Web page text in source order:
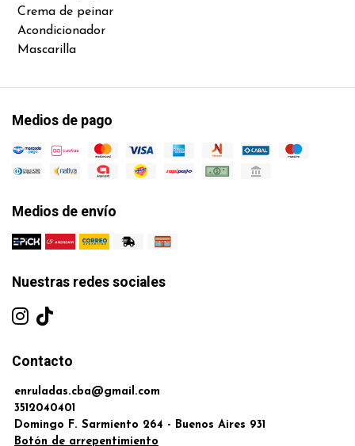
Crema de peinar
Acondicionador
Mascarilla
Medios de pago
Medios de envío
Nuestras redes sociales
Contacto
enruladas.cba@gmail.com
3512040401
Domingo F. Sarmiento 264 - Buenos Aires 931
Botón de arrepentimiento